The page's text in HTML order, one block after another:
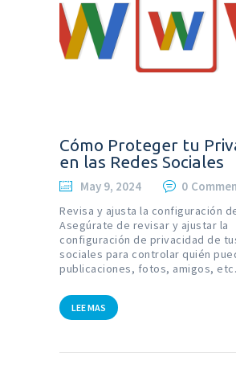
Cómo Proteger tu
en las Redes Sociales
May 9, 2024 0
Revisa y ajusta la configuración
Asegúrate de revisar y ajustar la
configuración de privacidad de
sociales para controlar quién
publicaciones, fotos, amigos, etc.
LEE MAS